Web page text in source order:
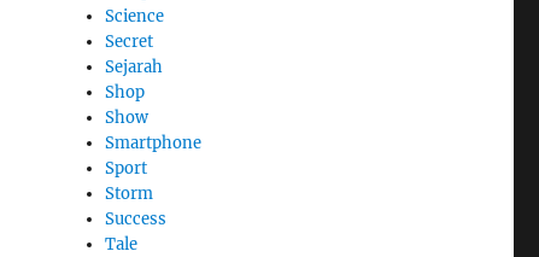
Science
Secret
Sejarah
Shop
Show
Smartphone
Sport
Storm
Success
Tale